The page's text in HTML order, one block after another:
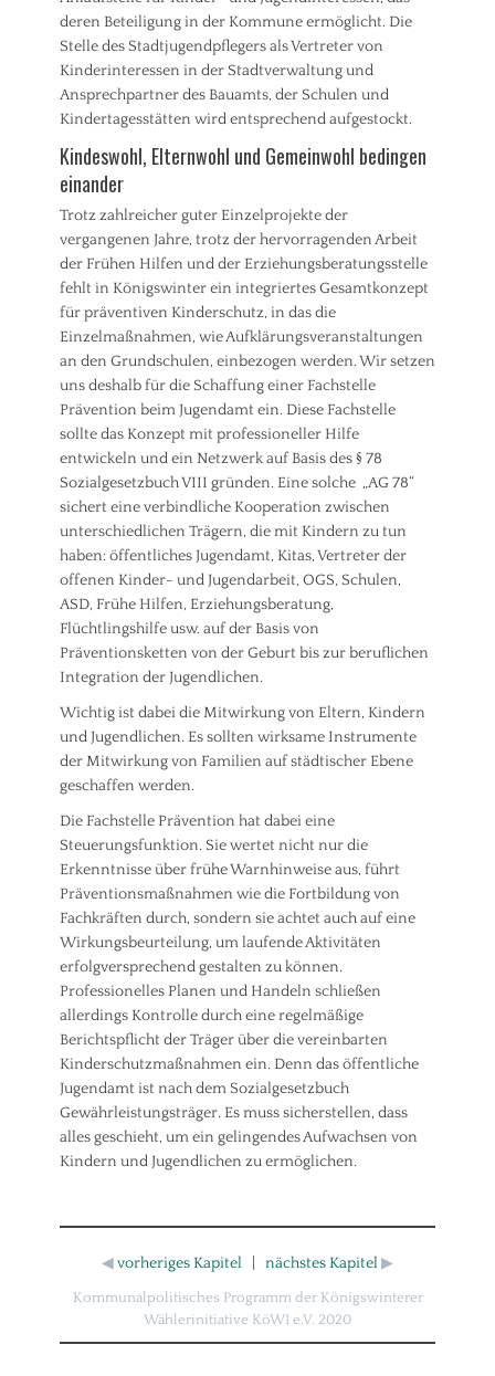
deren Beteiligung in der Kommune ermöglicht. Die
Stelle des Stadtjugendpflegers als Vertreter von
Kinderinteressen in der Stadtverwaltung und
Ansprechpartner des Bauamts, der Schulen und
Kindertagesstätten wird entsprechend aufgestockt.
Kindeswohl, Elternwohl und Gemeinwohl bedingen
einander
Trotz zahlreicher guter Einzelprojekte der
vergangenen Jahre, trotz der hervorragenden Arbeit
der Frühen Hilfen und der Erziehungsberatungsstelle
fehlt in Königswinter ein integriertes Gesamtkonzept
für präventiven Kinderschutz, in das die
Einzelmaßnahmen, wie Aufklärungsveranstaltungen
an den Grundschulen, einbezogen werden. Wir setzen
uns deshalb für die Schaffung einer Fachstelle
Prävention beim Jugendamt ein. Diese Fachstelle
sollte das Konzept mit professioneller Hilfe
entwickeln und ein Netzwerk auf Basis des § 78
Sozialgesetzbuch VIII gründen. Eine solche „AG 78“
sichert eine verbindliche Kooperation zwischen
unterschiedlichen Trägern, die mit Kindern zu tun
haben: öffentliches Jugendamt, Kitas, Vertreter der
offenen Kinder- und Jugendarbeit, OGS, Schulen,
ASD, Frühe Hilfen, Erziehungsberatung,
Flüchtlingshilfe usw. auf der Basis von
Präventionsketten von der Geburt bis zur beruflichen
Integration der Jugendlichen.
Wichtig ist dabei die Mitwirkung von Eltern, Kindern
und Jugendlichen. Es sollten wirksame Instrumente
der Mitwirkung von Familien auf städtischer Ebene
geschaffen werden.
Die Fachstelle Prävention hat dabei eine
Steuerungsfunktion. Sie wertet nicht nur die
Erkenntnisse über frühe Warnhinweise aus, führt
Präventionsmaßnahmen wie die Fortbildung von
Fachkräften durch, sondern sie achtet auch auf eine
Wirkungsbeurteilung, um laufende Aktivitäten
erfolgversprechend gestalten zu können.
Professionelles Planen und Handeln schließen
allerdings Kontrolle durch eine regelmäßige
Berichtspflicht der Träger über die vereinbarten
Kinderschutzmaßnahmen ein. Denn das öffentliche
Jugendamt ist nach dem Sozialgesetzbuch
Gewährleistungsträger. Es muss sicherstellen, dass
alles geschieht, um ein gelingendes Aufwachsen von
Kindern und Jugendlichen zu ermöglichen.
◀vorheriges Kapitel nächstes Kapitel▶
Kommunalpolitisches Programm der Königswinterer
Wählerinitiative KöWI e.V. 2020